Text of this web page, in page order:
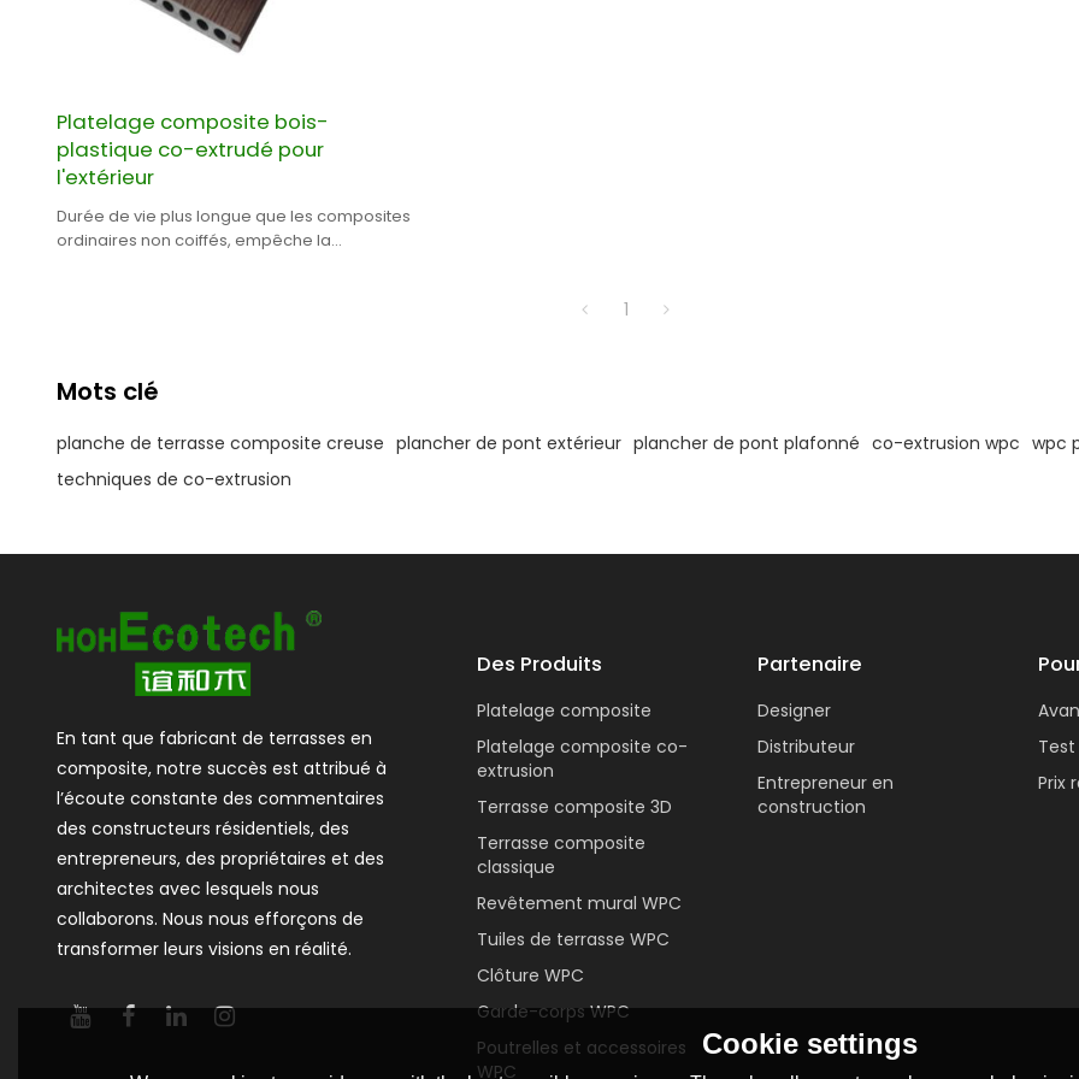
Platelage composite bois-
plastique co-extrudé pour
l'extérieur
Durée de vie plus longue que les composites
ordinaires non coiffés, empêche la
1
Mots clé
planche de terrasse composite creuse plancher de pont extérieur plancher de pont plafonné co-extrusion wpc wpc
techniques de co-extrusion
En tant que fabricant de terrasses en
composite, notre succès est attribué à
l’écoute constante des commentaires
des constructeurs résidentiels, des
entrepreneurs, des propriétaires et des
architectes avec lesquels nous
collaborons. Nous nous efforçons de
transformer leurs visions en réalité.
Des Produits
Platelage composite
Platelage composite co-
extrusion
Terrasse composite 3D
Terrasse composite
classique
Revêtement mural WPC
Tuiles de terrasse WPC
Clôture WPC
Garde-corps WPC
Poutrelles et accessoires
WPC
Partenaire
Designer
Distributeur
Entrepreneur en
construction
Test
Prix
Cookie settings